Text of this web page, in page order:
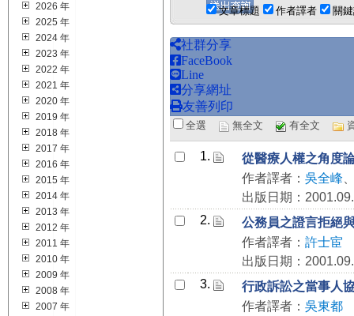
2026 年
2025 年
2024 年
2023 年
2022 年
2021 年
2020 年
2019 年
2018 年
2017 年
2016 年
2015 年
2014 年
2013 年
2012 年
2011 年
2010 年
2009 年
2008 年
2007 年
文章標題
作者譯者 關
社群分享
FaceBook
Line
分享網址
友善列印
全選 無全文 有全文
1.
從醫療人權之角度
作者譯者： 吳全峰
出版日期：
2.
公務員之證言拒絕
作者譯者： 許士宦
出版日期：
3.
行政訴訟之當事人
作者譯者： 吳東都